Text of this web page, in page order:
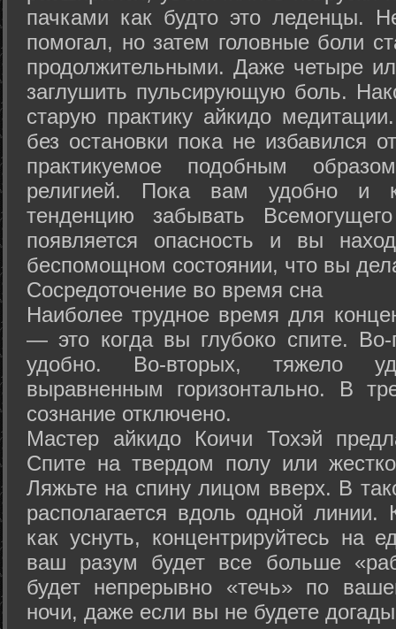
пачками как будто это леденцы.
помогал, но затем головные боли
продолжительными. Даже четыре
заглушить пульсирующую боль.
старую практику айкидо
без остановки пока не избавился
практикуемое подобным
религией. Пока вам удобно и
тенденцию забывать
появляется опасность и вы
беспомощном состоянии, что вы
Сосредоточение во время сна
Наиболее трудное время для
— это когда вы глубоко спите.
удобно. Во-вторых, тяжело
выравненным горизонтально. В
сознание отключено.
Мастер айкидо Коичи Тохэй
Спите на твердом полу или
Ляжьте на спину лицом вверх. В
располагается вдоль одной
как уснуть, концентрируйтесь на
ваш разум будет все больше
будет непрерывно «течь» по
ночи, даже если вы не будете